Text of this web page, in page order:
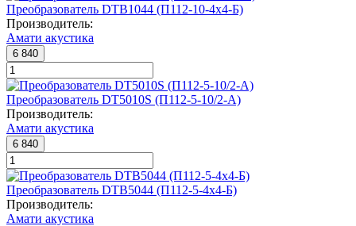
Преобразователь DTB1044 (П112-10-4x4-Б)
Производитель:
Амати акустика
6 840
Преобразователь DT5010S (П112-5-10/2-А)
Производитель:
Амати акустика
6 840
Преобразователь DTB5044 (П112-5-4x4-Б)
Производитель:
Амати акустика